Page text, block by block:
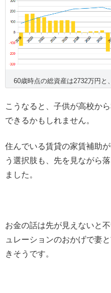
60歳時点の総資産は2732万円と
こうなると、子供が高校か
できるかもしれません。
住んでいる賃貸の家賃補助
う選択肢も、先を見ながら
ました。
お金の話は先が見えないと
ュレーションのおかげで妻
きそうです。